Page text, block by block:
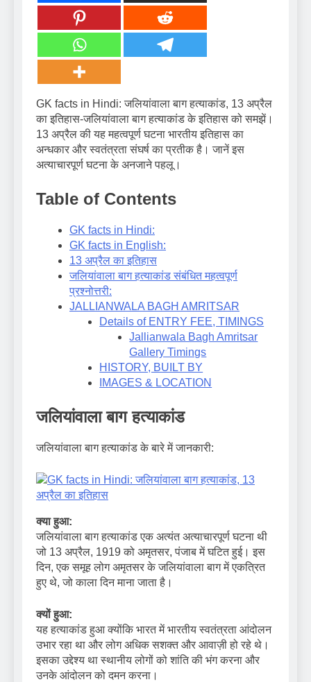
GK facts in Hindi: जलियांवाला बाग हत्याकांड, 13 अप्रैल
का इतिहास-जलियांवाला बाग हत्याकांड के इतिहास को समझें।
13 अप्रैल की यह महत्वपूर्ण घटना भारतीय इतिहास का
अन्धकार और स्वतंत्रता संघर्ष का प्रतीक है। जानें इस
अत्याचारपूर्ण घटना के अनजाने पहलू।
Table of Contents
GK facts in Hindi:
GK facts in English:
13 अप्रैल का इतिहास
जलियांवाला बाग हत्याकांड संबंधित महत्वपूर्ण
प्रश्नोत्तरी:
JALLIANWALA BAGH AMRITSAR
Details of ENTRY FEE, TIMINGS
Jallianwala Bagh Amritsar
Gallery Timings
HISTORY, BUILT BY
IMAGES & LOCATION
जलियांवाला बाग हत्याकांड
जलियांवाला बाग हत्याकांड के बारे में जानकारी:
क्या हुआ:
जलियांवाला बाग हत्याकांड एक अत्यंत अत्याचारपूर्ण घटना थी
जो 13 अप्रैल, 1919 को अमृतसर, पंजाब में घटित हुई। इस
दिन, एक समूह लोग अमृतसर के जलियांवाला बाग में एकत्रित
हुए थे, जो काला दिन माना जाता है।
क्यों हुआ:
यह हत्याकांड हुआ क्योंकि भारत में भारतीय स्वतंत्रता आंदोलन
उभार रहा था और लोग अधिक सशक्त और आवाज़ी हो रहे थे।
इसका उद्देश्य था स्थानीय लोगों को शांति की भंग करना और
उनके आंदोलन को दमन करना।